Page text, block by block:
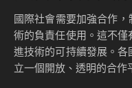
國際社會需要加強合作
術的負責任使用。這不
進技術的可持續發展。
立一個開放、透明的合作